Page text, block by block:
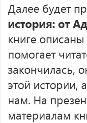
Далее будет
история: от
книге
помогает
закончилась,
этой истории,
нам. На
материалам